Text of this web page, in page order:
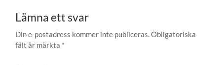
Lämna ett svar
Din e-postadress kommer inte publiceras. Obligatoriska
fält är märkta *